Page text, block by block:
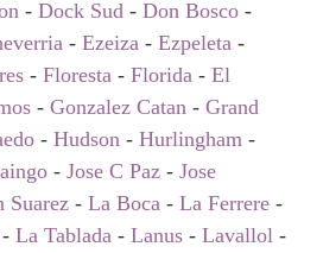
- Dock Sud - Don Bosco -
- Ezeiza - Ezpeleta -
- Floresta - Florida - El
- Gonzalez Catan - Grand
- Hudson - Hurlingham -
- Jose C Paz - Jose
Suarez - La Boca - La Ferrere -
- La Tablada - Lanus - Lavallol -